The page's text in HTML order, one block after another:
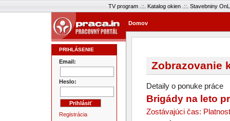
TV program.::. Katalog okien.::. Stavebniny
Domov
PRIHLÁSENIE
Email:
Heslo:
Registrácia
Zobrazovanie
Detaily o ponuke práce
Brigády na leto
Zostávajúci čas: